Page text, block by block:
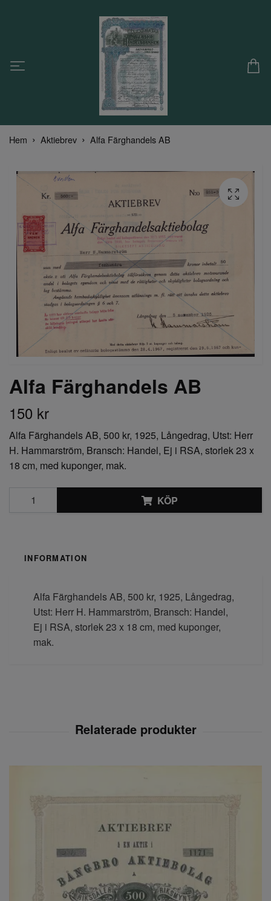
Hem Aktiebrev Alfa Färghandels AB
Alfa Färghandels AB
150 kr
Alfa Färghandels AB, 500 kr, 1925, Långedrag, Utst: Herr
H. Hammarström, Bransch: Handel, Ej i RSA, storlek 23 x
18 cm, med kuponger, mak.
KÖP
INFORMATION
Alfa Färghandels AB, 500 kr, 1925, Långedrag,
Utst: Herr H. Hammarström, Bransch: Handel,
Ej i RSA, storlek 23 x 18 cm, med kuponger,
mak.